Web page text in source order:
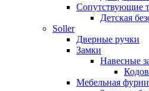
Сопутствующие
Детская
Soller
Дверные ручки
Замки
Навесные
Мебельная